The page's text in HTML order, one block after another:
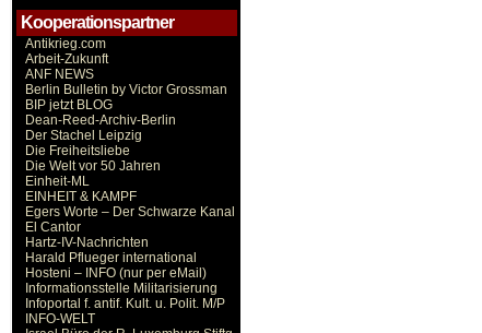
Kooperationspartner
Antikrieg.com
Arbeit-Zukunft
ANF NEWS
Berlin Bulletin by Victor Grossman
BIP jetzt BLOG
Dean-Reed-Archiv-Berlin
Der Stachel Leipzig
Die Freiheitsliebe
Die Welt vor 50 Jahren
Einheit-ML
EINHEIT & KAMPF
Egers Worte – Der Schwarze Kanal
El Cantor
Hartz-IV-Nachrichten
Harald Pflueger international
Hosteni – INFO (nur per eMail)
Informationsstelle Militarisierung
Infoportal f. antif. Kult. u. Polit. M/P
INFO-WELT